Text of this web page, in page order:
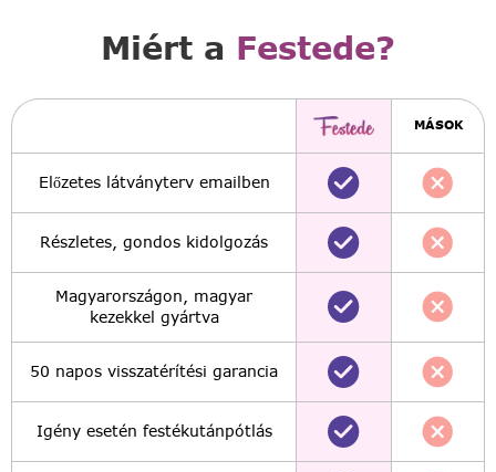
Miért a Festede?
MÁSOK
Előzetes látványterv emailben
Részletes, gondos kidolgozás
Magyarországon, magyar
kezekkel gyártva
50 napos visszatérítési garancia
Igény esetén festékutánpótlás